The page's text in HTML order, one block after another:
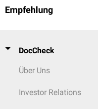
Empfehlung
DocCheck
Über Uns
Investor Relations